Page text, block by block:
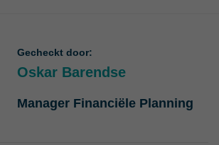
Gecheckt door:
Oskar Barendse
Manager Financiële Planning